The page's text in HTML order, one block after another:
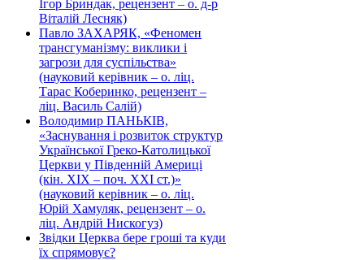
Ігор Бриндак, рецензент – о. д-р
Віталій Лесняк)
Павло ЗАХАРЯК, «Феномен
трансгуманізму: виклики і
загрози для суспільства»
(науковий керівник – о. ліц.
Тарас Коберинко, рецензент –
ліц. Василь Салій)
Володимир ПАНЬКІВ,
«Заснування і розвиток структур
Української Греко-Католицької
Церкви у Південній Америці
(кін. ХІХ – поч. ХХІ ст.)»
(науковий керівник – о. ліц.
Юрій Хамуляк, рецензент – о.
ліц. Андрій Нискогуз)
Звідки Церква бере гроші та куди
їх спрямовує?